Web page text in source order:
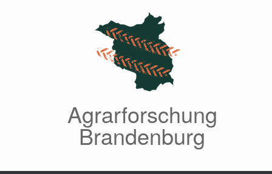
Agrarforschung
Brandenburg